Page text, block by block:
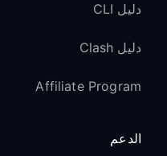
دليل CLI
دليل Clash
Affiliate Program
الدعم